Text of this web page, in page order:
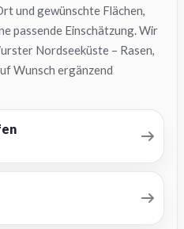
und gewünschte Flächen,
passende Einschätzung. Wir
Nordseeküste – Rasen,
Wunsch ergänzend